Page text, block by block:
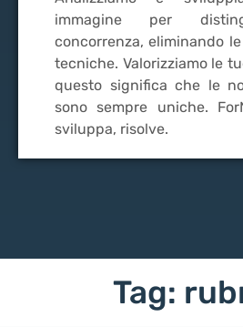
immagine per
concorrenza, eliminando
tecniche. Valorizziamo le
questo significa che le
sono sempre uniche.
sviluppa, risolve.
Tag: